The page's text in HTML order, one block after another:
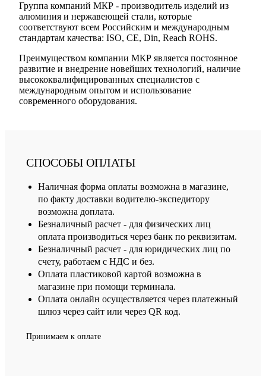
Группа компаний МКР - производитель изделий из
алюминия и нержавеющей стали, которые
соответствуют всем Российским и международным
стандартам качества: ISO, CE, Din, Reach ROHS.
Преимуществом компании МКР является постоянное
развитие и внедрение новейших технологий, наличие
высококвалифицированных специалистов с
международным опытом и использование
современного оборудования.
СПОСОБЫ ОПЛАТЫ
Наличная форма оплаты возможна в магазине,
по факту доставки водителю-экспедитору
возможна доплата.
Безналичный расчет - для физических лиц
оплата производиться через банк по реквизитам.
Безналичный расчет - для юридических лиц по
счету, работаем с НДС и без.
Оплата пластиковой картой возможна в
магазине при помощи терминала.
Оплата онлайн осуществляется через платежный
шлюз через сайт или через QR код.
Принимаем к оплате